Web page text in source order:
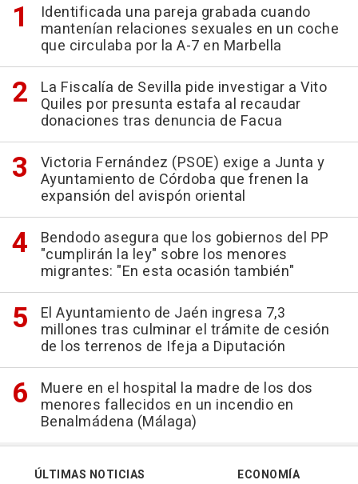
Identificada una pareja grabada cuando
mantenían relaciones sexuales en un coche
que circulaba por la A-7 en Marbella
La Fiscalía de Sevilla pide investigar a Vito
Quiles por presunta estafa al recaudar
donaciones tras denuncia de Facua
Victoria Fernández (PSOE) exige a Junta y
Ayuntamiento de Córdoba que frenen la
expansión del avispón oriental
Bendodo asegura que los gobiernos del PP
"cumplirán la ley" sobre los menores
migrantes: "En esta ocasión también"
El Ayuntamiento de Jaén ingresa 7,3
millones tras culminar el trámite de cesión
de los terrenos de Ifeja a Diputación
Muere en el hospital la madre de los dos
menores fallecidos en un incendio en
Benalmádena (Málaga)
ÚLTIMAS NOTICIAS
ECONOMÍA